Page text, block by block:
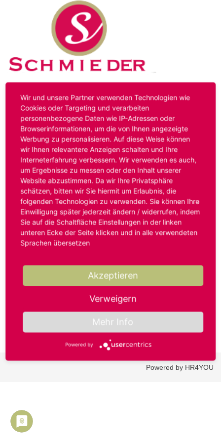
Kontakt Impressum Datenschutz
Hinweis:Das von ihnen aufgerufene Stellenangebot ist
bereits ausgelaufen. Alternative Stellenanzeigen finden
Sie unter:
www.schmieder-personal.de/stellenangebote
Oder Sie bewerben sich
initiativund wir suchen für Sie
passende Stellenangebote.
Anmelden
Benutzername oder E-Mail-Adresse*
Passwort*
Powered by HR4YOU
Wir und unsere Partner verwenden Technologien wie
Cookies oder Targeting und verarbeiten
personenbezogene Daten wie IP-Adressen oder
Browserinformationen, um die von Ihnen angezeigte
Werbung zu personalisieren. Auf diese Weise können
wir Ihnen relevantere Anzeigen schalten und Ihre
Interneterfahrung verbessern. Wir verwenden es auch,
um Ergebnisse zu messen oder den Inhalt unserer
Website abzustimmen. Da wir Ihre Privatsphäre
schätzen, bitten wir Sie hiermit um Erlaubnis, die
folgenden Technologien zu verwenden. Sie können Ihre
Einwilligung später jederzeit ändern / widerrufen, indem
Sie auf die Schaltfläche Einstellungen in der linken
unteren Ecke der Seite klicken und in alle verwendeten
Sprachen übersetzen
Akzeptieren
Verweigern
Mehr Info
Powered by